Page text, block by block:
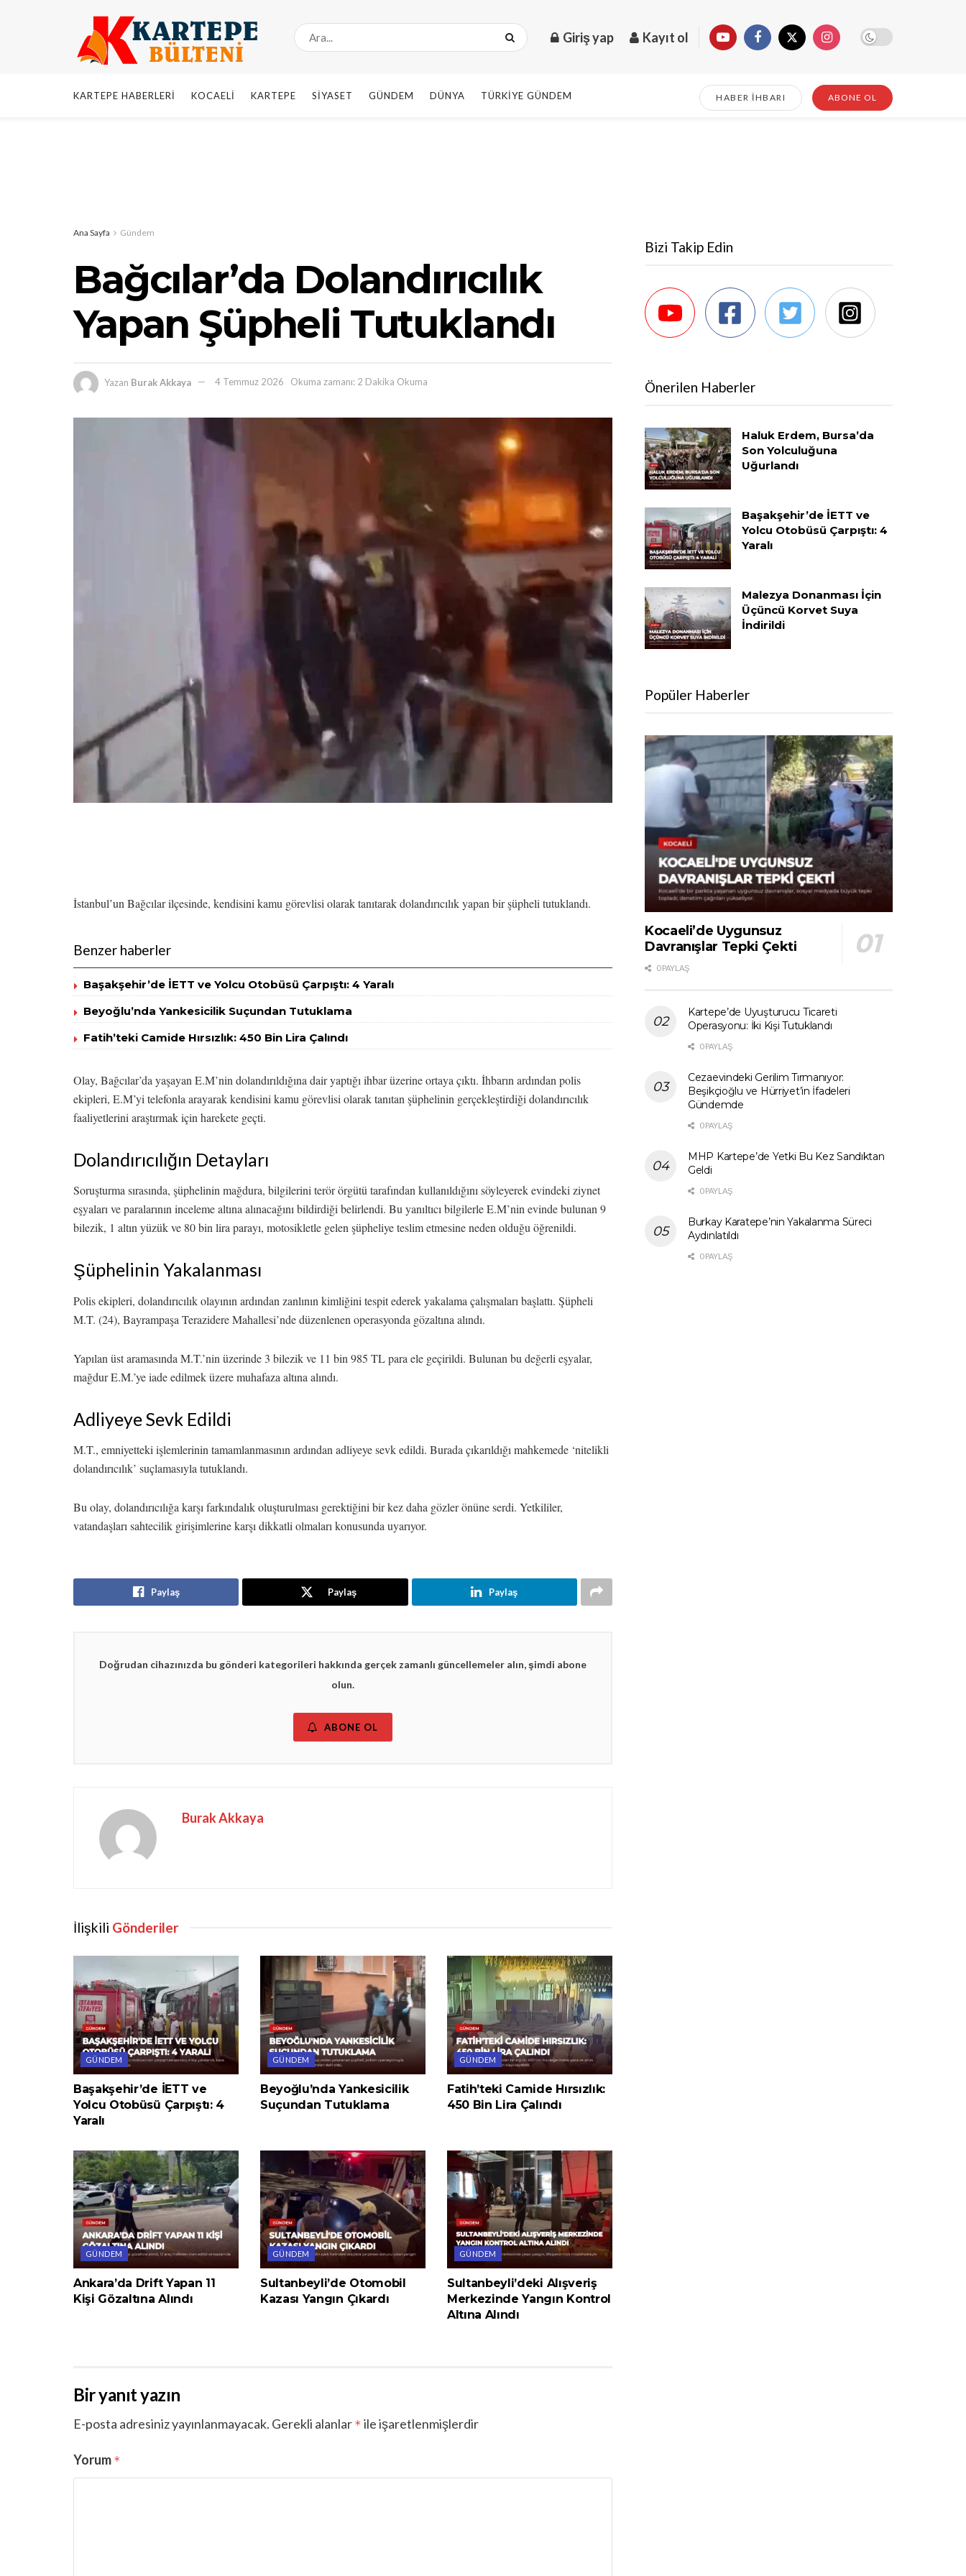
Giriş yap Kayıt ol
KARTEPE HABERLERI KOCAELI KARTEPE SIYASET GÜNDEM DÜNYA TÜRKIYE GÜNDEM HABER İHBARI ABONE OL
Ana Sayfa Gündem
Bağcılar’da Dolandırıcılık
Yapan Şüpheli Tutuklandı
Yazan Burak Akkaya 4 Temmuz 2026 Okuma zamanı: 2 Dakika Okuma
İstanbul’un Bağcılar ilçesinde, kendisini kamu görevlisi olarak tanıtarak dolandırıcılık yapan bir şüpheli tutuklandı.
Benzer haberler
Başakşehir’de İETT ve Yolcu Otobüsü Çarpıştı: 4 Yaralı
Beyoğlu’nda Yankesicilik Suçundan Tutuklama
Fatih’teki Camide Hırsızlık: 450 Bin Lira Çalındı
Olay, Bağcılar’da yaşayan E.M’nin dolandırıldığına dair yaptığı ihbar üzerine ortaya çıktı. İhbarın ardından polis
ekipleri, E.M’yi telefonla arayarak kendisini kamu görevlisi olarak tanıtan şüphelinin gerçekleştirdiği dolandırıcılık
faaliyetlerini araştırmak için harekete geçti.
Dolandırıcılığın Detayları
Soruşturma sırasında, şüphelinin mağdura, bilgilerini terör örgütü tarafından kullanıldığını söyleyerek evindeki ziynet
eşyaları ve paralarının inceleme altına alınacağını bildirdiği belirlendi. Bu yanıltıcı bilgilerle E.M’nin evinde bulunan 9
bilezik, 1 altın yüzük ve 80 bin lira parayı, motosikletle gelen şüpheliye teslim etmesine neden olduğu öğrenildi.
Şüphelinin Yakalanması
Polis ekipleri, dolandırıcılık olayının ardından zanlının kimliğini tespit ederek yakalama çalışmaları başlattı. Şüpheli
M.T. (24), Bayrampaşa Terazidere Mahallesi’nde düzenlenen operasyonda gözaltına alındı.
Yapılan üst aramasında M.T.’nin üzerinde 3 bilezik ve 11 bin 985 TL para ele geçirildi. Bulunan bu değerli eşyalar,
mağdur E.M.’ye iade edilmek üzere muhafaza altına alındı.
Adliyeye Sevk Edildi
M.T., emniyetteki işlemlerinin tamamlanmasının ardından adliyeye sevk edildi. Burada çıkarıldığı mahkemede ‘nitelikli
dolandırıcılık’ suçlamasıyla tutuklandı.
Bu olay, dolandırıcılığa karşı farkındalık oluşturulması gerektiğini bir kez daha gözler önüne serdi. Yetkililer,
vatandaşları sahtecilik girişimlerine karşı dikkatli olmaları konusunda uyarıyor.
Paylaş Paylaş Paylaş
Doğrudan cihazınızda bu gönderi kategorileri hakkında gerçek zamanlı güncellemeler alın, şimdi abone
olun.
ABONE OL
Burak Akkaya
İlişkili Gönderiler
GÜNDEM
Başakşehir’de İETT ve
Yolcu Otobüsü Çarpıştı: 4
Yaralı
GÜNDEM
Beyoğlu’nda Yankesicilik
Suçundan Tutuklama
GÜNDEM
Fatih’teki Camide Hırsızlık:
450 Bin Lira Çalındı
GÜNDEM
Ankara’da Drift Yapan 11
Kişi Gözaltına Alındı
GÜNDEM
Sultanbeyli’de Otomobil
Kazası Yangın Çıkardı
GÜNDEM
Sultanbeyli’deki Alışveriş
Merkezinde Yangın Kontrol
Altına Alındı
Bir yanıt yazın
E-posta adresiniz yayınlanmayacak. Gerekli alanlar * ile işaretlenmişlerdir
Yorum *
Bizi Takip Edin
Önerilen Haberler
Haluk Erdem, Bursa’da
Son Yolculuğuna
Uğurlandı
Başakşehir’de İETT ve
Yolcu Otobüsü Çarpıştı: 4
Yaralı
Malezya Donanması İçin
Üçüncü Korvet Suya
İndirildi
Popüler Haberler
Kocaeli’de Uygunsuz
Davranışlar Tepki Çekti
0 PAYLAŞ
Kartepe’de Uyuşturucu Ticareti
Operasyonu: İki Kişi Tutuklandı
0 PAYLAŞ
Cezaevindeki Gerilim Tırmanıyor:
Beşikçioğlu ve Hürriyet’in İfadeleri
Gündemde
0 PAYLAŞ
MHP Kartepe’de Yetki Bu Kez Sandıktan
Geldi
0 PAYLAŞ
Burkay Karatepe’nin Yakalanma Süreci
Aydınlatıldı
0 PAYLAŞ